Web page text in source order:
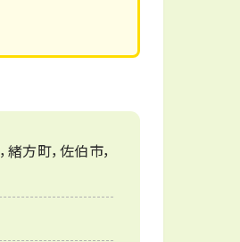
方町，佐伯市，